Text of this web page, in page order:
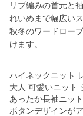
リブ編みの首元と
れいめまで幅広い
秋冬のワードロー
けます。
ハイネックニット
大人 可愛いニット
あったか長袖ニッ
ボタンデザインが